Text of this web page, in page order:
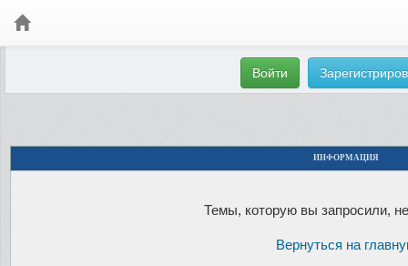
Войти
ИНФОРМАЦИЯ
Темы, которую вы запросили,
Вернуться на